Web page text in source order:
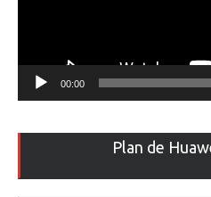
00:00
Plan de